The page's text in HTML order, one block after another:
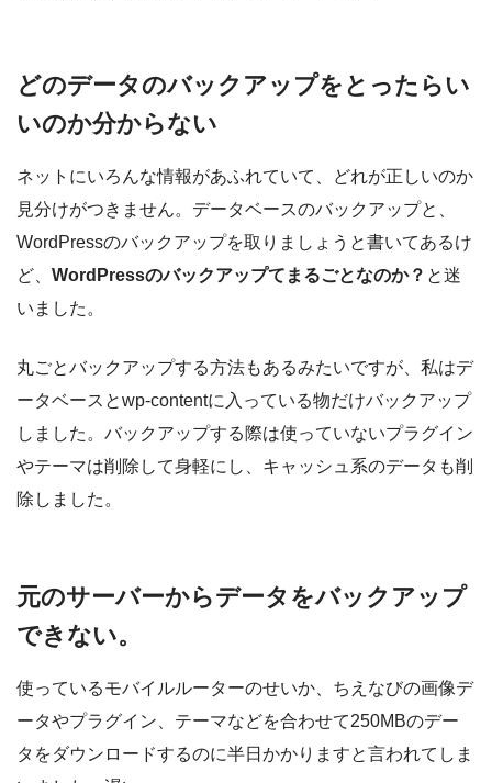
どのデータのバックアップをとったらい
いのか分からない
ネットにいろんな情報があふれていて、どれが正しいのか
見分けがつきません。データベースのバックアップと、
WordPressのバックアップを取りましょうと書いてあるけ
ど、 WordPressのバックアップてまるごとなのか？ と迷
いました。
丸ごとバックアップする方法もあるみたいですが、私はデ
ータベースとwp-contentに入っている物だけバックアップ
しました。バックアップする際は使っていないプラグイン
やテーマは削除して身軽にし、キャッシュ系のデータも削
除しました。
元のサーバーからデータをバックアップ
できない。
使っているモバイルルーターのせいか、ちえなびの画像デ
ータやプラグイン、テーマなどを合わせて250MBのデー
タをダウンロードするのに半日かかりますと言われてしま